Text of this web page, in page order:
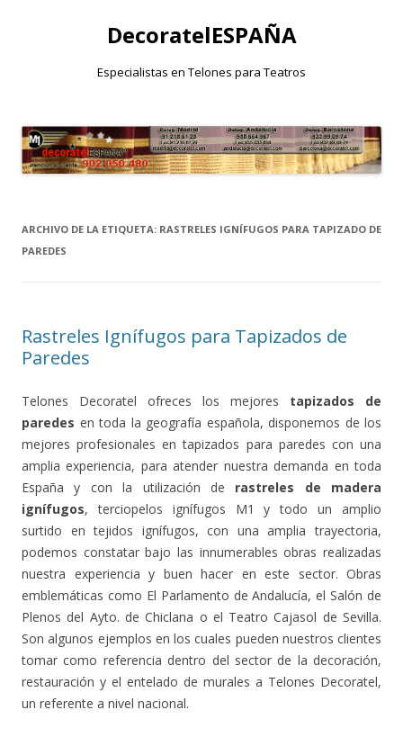
DecoratelESPAÑA
Especialistas en Telones para Teatros
al
contenido
ARCHIVO DE LA ETIQUETA: RASTRELES IGNÍFUGOS PARA TAPIZADO DE
PAREDES
Rastreles Ignífugos para Tapizados de
Paredes
Telones Decoratel ofreces los mejores tapizados de
paredes en toda la geografía española, disponemos de los
mejores profesionales en tapizados para paredes con una
amplia experiencia, para atender nuestra demanda en toda
España y con la utilización de rastreles de madera
ignífugos, terciopelos ignífugos M1 y todo un amplio
surtido en tejidos ignífugos, con una amplia trayectoria,
podemos constatar bajo las innumerables obras realizadas
nuestra experiencia y buen hacer en este sector. Obras
emblemáticas como El Parlamento de Andalucía, el Salón de
Plenos del Ayto. de Chiclana o el Teatro Cajasol de Sevilla.
Son algunos ejemplos en los cuales pueden nuestros clientes
tomar como referencia dentro del sector de la decoración,
restauración y el entelado de murales a Telones Decoratel,
un referente a nivel nacional.